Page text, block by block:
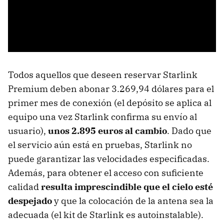
Todos aquellos que deseen reservar Starlink
Premium deben abonar 3.269,94 dólares para el
primer mes de conexión (el depósito se aplica al
equipo una vez Starlink confirma su envío al
usuario), unos 2.895 euros al cambio. Dado que
el servicio aún está en pruebas, Starlink no
puede garantizar las velocidades especificadas.
Además, para obtener el acceso con suficiente
calidadresulta imprescindible que el cielo esté
despejadoy que la colocación de la antena sea la
adecuada (el kit de Starlink es autoinstalable).